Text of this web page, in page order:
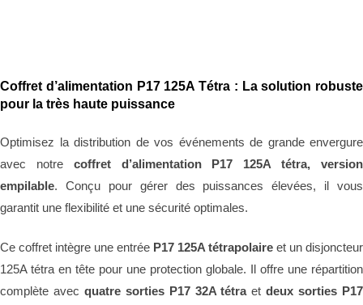
Coffret d’alimentation P17 125A Tétra : La solution robuste
pour la très haute puissance
Optimisez la distribution de vos événements de grande envergure
avec notre coffret d’alimentation P17 125A tétra, version
empilable. Conçu pour gérer des puissances élevées, il vous
garantit une flexibilité et une sécurité optimales.
Ce coffret intègre une entrée P17 125A tétrapolaire et un disjoncteur
125A tétra en tête pour une protection globale. Il offre une répartition
complète avec quatre sorties P17 32A tétraetdeux sorties P17